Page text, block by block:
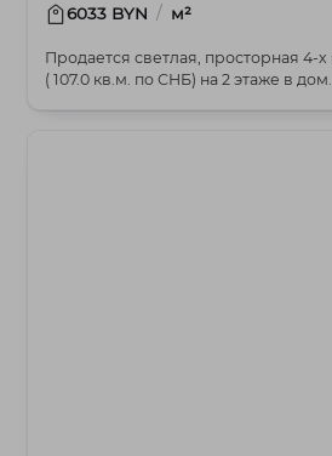
6033 BYN / м²
Продается светлая, просторная 4-
( 107.0 кв.м. по СНБ) на 2 этаже в дом...